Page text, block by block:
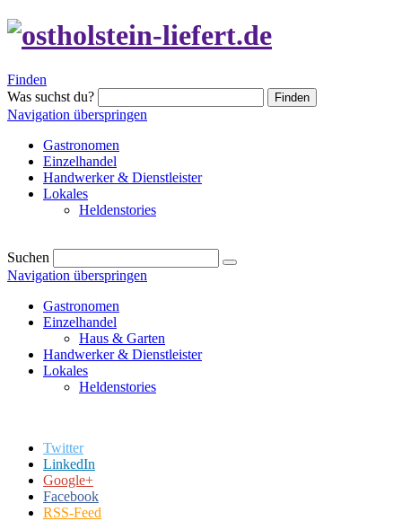
Finden
Was suchst du?
Finden
Navigation überspringen
Gastronomen
Einzelhandel
Handwerker & Dienstleister
Lokales
Heldenstories
Suchen
Navigation überspringen
Gastronomen
Einzelhandel
Haus & Garten
Handwerker & Dienstleister
Lokales
Heldenstories
Twitter
LinkedIn
Google+
Facebook
RSS-Feed